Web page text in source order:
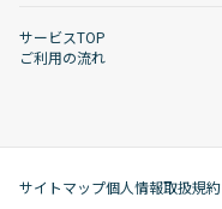
サービスTOP
ご利用の流れ
サイトマップ個人情報取扱規約